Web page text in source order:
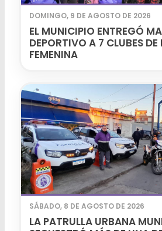
DOMINGO, 9 DE AGOSTO DE 2026
EL MUNICIPIO ENTREGÓ
DEPORTIVO A 7 CLUBES DE
FEMENINA
SÁBADO, 8 DE AGOSTO DE 2026
LA PATRULLA URBANA